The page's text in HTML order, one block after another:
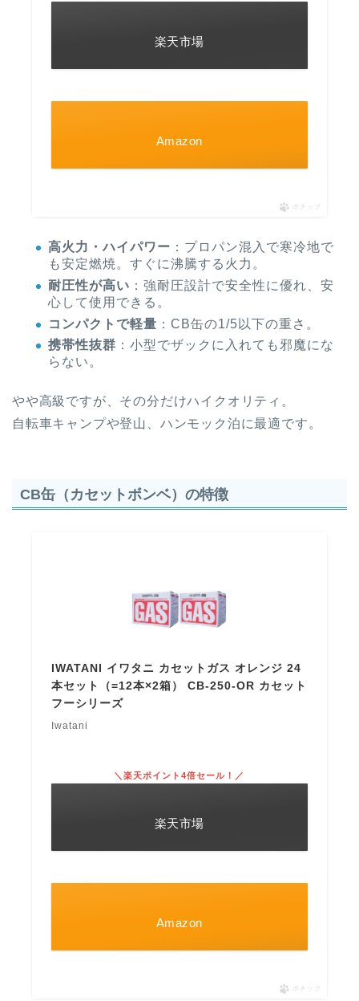
Amazon
楽天市場
ポチップ
高火力・ハイパワー ：プロパン混入で寒冷地で
も安定燃焼。すぐに沸騰する火力。
耐圧性が高い ：強耐圧設計で安全性に優れ、安
心して使用できる。
コンパクトで軽量 ：CB缶の1/5以下の重さ。
携帯性抜群 ：小型でザックに入れても邪魔にな
らない。
やや高級ですが、その分だけハイクオリティ。
自転車キャンプや登山、ハンモック泊に最適です。
CB缶（カセットボンベ）の特徴
IWATANI イワタニ カセットガス オレンジ 24
本セット（=12本×2箱） CB-250-OR カセット
フーシリーズ
Iwatani
Amazon
＼楽天ポイント4倍セール！／
楽天市場
ポチップ